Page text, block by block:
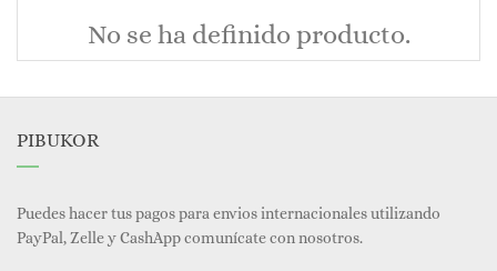
No se ha definido producto.
PIBUKOR
Puedes hacer tus pagos para envios internacionales utilizando
PayPal, Zelle y CashApp comunícate con nosotros.